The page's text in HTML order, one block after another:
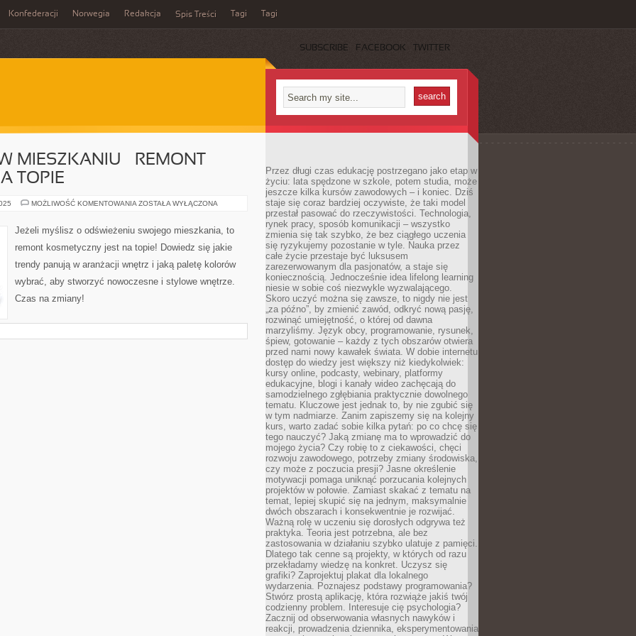
Konfederacji Norwegia Redakcja Spis Treści Tagi Tagi
SUBSCRIBE FACEBOOK TWITTER
MIESZKANIU – REMONT
TOPIE
MOŻLIWOŚĆ KOMENTOWANIA WIELKIE
MIESZKANIU
–
KOSMETYCZNY
TOPIE
ZOSTAŁA WYŁĄCZONA
Jeżeli myślisz o odświeżeniu swojego mieszkania, to
remont kosmetyczny jest na topie! Dowiedz się jakie
trendy panują w aranżacji wnętrz i jaką paletę kolorów
wybrać, aby stworzyć nowoczesne i stylowe wnętrze.
Czas na zmiany!
Przez długi czas edukację postrzegano jako etap w
życiu: lata spędzone w szkole, potem studia, może
jeszcze kilka kursów zawodowych – i koniec. Dziś
staje się coraz bardziej oczywiste, że taki model
przestał pasować do rzeczywistości. Technologia,
rynek pracy, sposób komunikacji – wszystko
zmienia się tak szybko, że bez ciągłego uczenia
się ryzykujemy pozostanie w tyle. Nauka przez
całe życie przestaje być luksusem
zarezerwowanym dla pasjonatów, a staje się
koniecznością. Jednocześnie idea lifelong learning
niesie w sobie coś niezwykle wyzwalającego.
Skoro uczyć można się zawsze, to nigdy nie jest
„za późno”, by zmienić zawód, odkryć nową pasję,
rozwinąć umiejętność, o której od dawna
marzyliśmy. Język obcy, programowanie, rysunek,
śpiew, gotowanie – każdy z tych obszarów otwiera
przed nami nowy kawałek świata. W dobie internetu
dostęp do wiedzy jest większy niż kiedykolwiek:
kursy online, podcasty, webinary, platformy
edukacyjne, blogi i kanały wideo zachęcają do
samodzielnego zgłębiania praktycznie dowolnego
tematu. Kluczowe jest jednak to, by nie zgubić się
w tym nadmiarze. Zanim zapiszemy się na kolejny
kurs, warto zadać sobie kilka pytań: po co chcę się
tego nauczyć? Jaką zmianę ma to wprowadzić do
mojego życia? Czy robię to z ciekawości, chęci
rozwoju zawodowego, potrzeby zmiany środowiska,
czy może z poczucia presji? Jasne określenie
motywacji pomaga uniknąć porzucania kolejnych
projektów w połowie. Zamiast skakać z tematu na
temat, lepiej skupić się na jednym, maksymalnie
dwóch obszarach i konsekwentnie je rozwijać.
Ważną rolę w uczeniu się dorosłych odgrywa też
praktyka. Teoria jest potrzebna, ale bez
zastosowania w działaniu szybko ulatuje z pamięci.
Dlatego tak cenne są projekty, w których od razu
przekładamy wiedzę na konkret. Uczysz się
grafiki? Zaprojektuj plakat dla lokalnego
wydarzenia. Poznajesz podstawy programowania?
Stwórz prostą aplikację, która rozwiąże jakiś twój
codzienny problem. Interesuje cię psychologia?
Zacznij od obserwowania własnych nawyków i
reakcji, prowadzenia dziennika, eksperymentowania